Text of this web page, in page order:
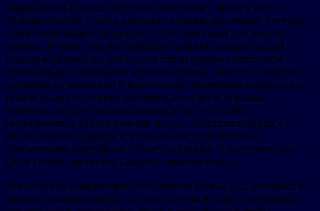
Каждый год Крошка Картошка обновляет меню в честь
Великого поста, чтобы расширить выбор для людей, которые
строго соблюдают традиции в этот значимый для многих
период. В этом году мы выбрали принципиально новый
подход к разработке меню и не стали ограничивать себя
привычными овощными альтернативами. Вместе с нашими
друзьями из компании Greenwise мы придумали совершенно
новые блюда на основе растительного филе и фарша,
приготовленных исключительно из растительных
ингредиентов. Оригинальная патата «Пастуший пирог» с
растительным фаршем и уникальный наполнитель к
запеченному картофелю «Вместо курицы» с растительным
филе теперь доступны каждому нашему гостю.
Несмотря на набирающий небывалые темпы рост интереса к
мясным альтернативам, их доступность в кафе и ресторанах